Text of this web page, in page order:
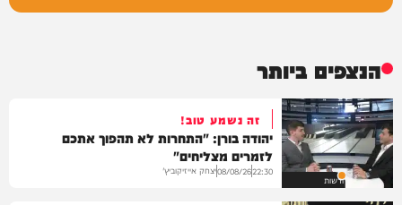
הנצפים ביותר
חדשות
זה נשמע טוב!
יהודה בורן: "התחרות לא תהפוך אתכם
לזמרים מצליחים"
22:30
08/08/26יצחק אייזיקוביץ'